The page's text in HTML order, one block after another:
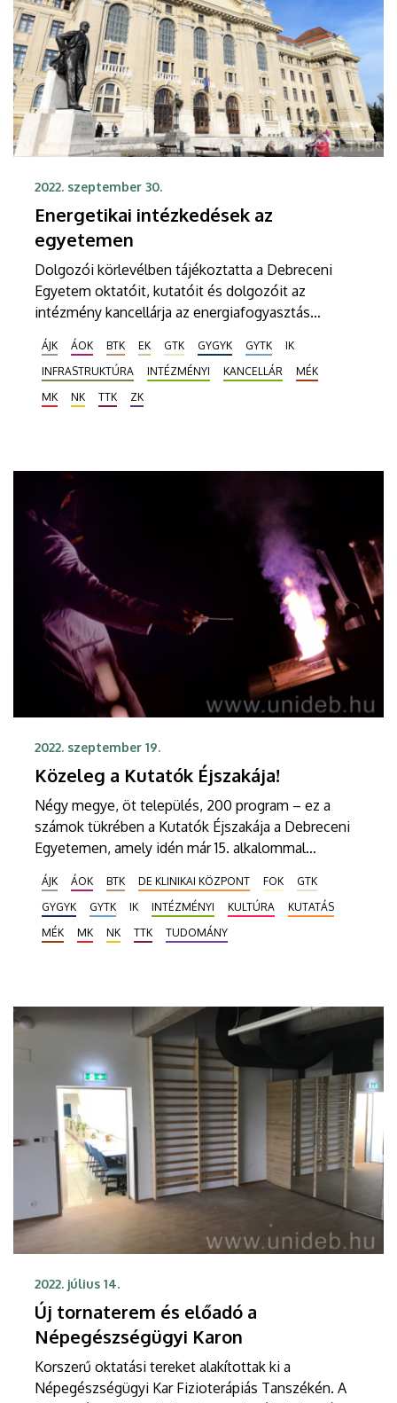
2022. szeptember 30.
Energetikai intézkedések az
egyetemen
Dolgozói körlevélben tájékoztatta a Debreceni
Egyetem oktatóit, kutatóit és dolgozóit az
intézmény kancellárja az energiafogyasztás
intézkedések október 1-jétől a tanulmányi időszak
végig december 9-ig hatályosak, és nem
korlátozzák az oktatási, illetve vizsgáztatási
ÁJK ÁOK BTK EK GTK GYGYK GYTK
IK
INFRASTRUKTÚRA
INTÉZMÉNYI KANCELLÁR
MÉK
MK
NK TTK ZK
2022. szeptember 19.
Közeleg a Kutatók Éjszakája!
Négy megye, öt település, 200 program – ez a
számok tükrében a Kutatók Éjszakája a Debreceni
Egyetemen, amely idén már 15. alkalommal
csatlakozik a rendezvénysorozathoz. A szeptember
30-ai programokra már lehet regisztrálni a
https://kutatokejszakaja.hu/ weboldalon.
ÁJK ÁOK BTK DE KLINIKAI KÖZPONT FOK
GTK
GYGYK
GYTK IK INTÉZMÉNYI KULTÚRA
KUTATÁS
MÉK
MK NK TTK TUDOMÁNY
2022. július 14.
Új tornaterem és előadó a
Népegészségügyi Karon
Korszerű oktatási tereket alakítottak ki a
Népegészségügyi Kar Fizioterápiás Tanszékén. A